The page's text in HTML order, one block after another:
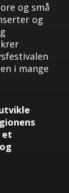
og små
og
i mange
et